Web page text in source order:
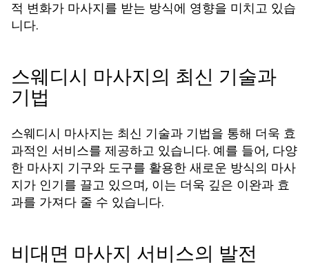
적 변화가 마사지를 받는 방식에 영향을 미치고 있습
니다.
스웨디시 마사지의 최신 기술과
기법
스웨디시 마사지는 최신 기술과 기법을 통해 더욱 효
과적인 서비스를 제공하고 있습니다. 예를 들어, 다양
한 마사지 기구와 도구를 활용한 새로운 방식의 마사
지가 인기를 끌고 있으며, 이는 더욱 깊은 이완과 효
과를 가져다 줄 수 있습니다.
비대면 마사지 서비스의 발전